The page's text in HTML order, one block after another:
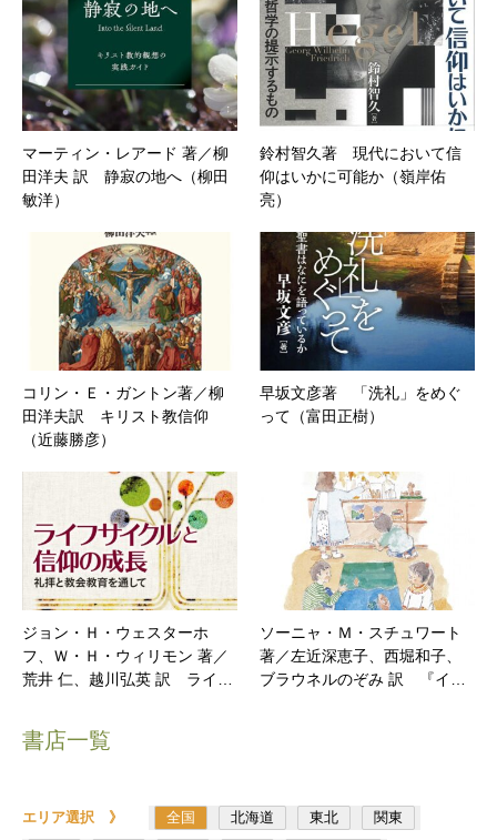
マーティン・レアード 著／柳
田洋夫 訳 静寂の地へ（柳田
敏洋）
鈴村智久著 現代において信
仰はいかに可能か（嶺岸佑
亮）
コリン・Ｅ・ガントン著／柳
田洋夫訳 キリスト教信仰
（近藤勝彦）
早坂文彦著 「洗礼」をめぐ
って（富田正樹）
ジョン・Ｈ・ウェスターホ
フ、Ｗ・Ｈ・ウィリモン 著／
荒井 仁、越川弘英 訳 ライ…
ソーニャ・Ｍ・スチュワート
著／左近深恵子、西堀和子、
ブラウネルのぞみ 訳 『イ…
書店一覧
エリア選択 》 全国 北海道 東北
関東